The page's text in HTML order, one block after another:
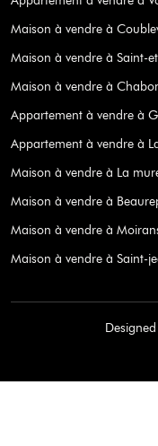
Maison à vendre à
Maison à vendre à Saint-
Maison à vendre à
Appartement à vendre à
Appartement à vendre à
Maison à vendre à La
Maison à vendre à
Maison à vendre à
Maison à vendre à Saint-